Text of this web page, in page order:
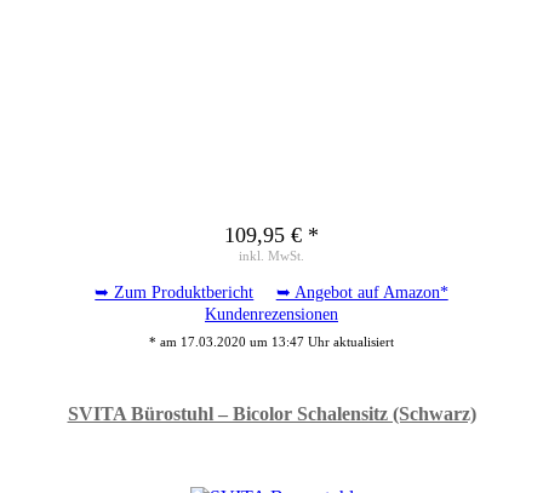
109,95 € *
inkl. MwSt.
➥ Zum Produktbericht
➥ Angebot auf Amazon*
Kundenrezensionen
* am 17.03.2020 um 13:47 Uhr aktualisiert
SVITA Bürostuhl – Bicolor Schalensitz (Schwarz)